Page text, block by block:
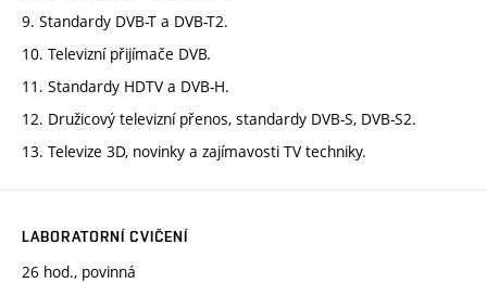
9. Standardy DVB-T a DVB-T2.
10. Televizní přijímače DVB.
11. Standardy HDTV a DVB-H.
12. Družicový televizní přenos, standardy DVB-S, DVB-S2.
13. Televize 3D, novinky a zajímavosti TV techniky.
LABORATORNÍ CVIČENÍ
26 hod., povinná